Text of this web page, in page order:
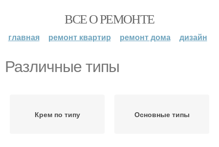
ВСЕ О РЕМОНТЕ
главная ремонт квартир ремонт дома дизайн
Различные типы
Крем по типу Основные типы